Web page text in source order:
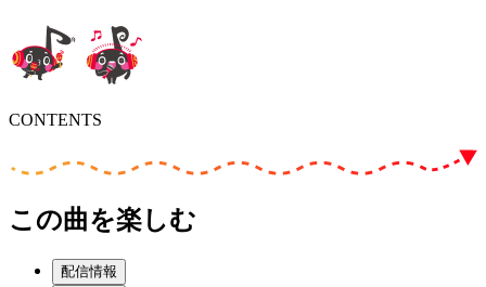
CONTENTS
この曲を楽しむ
配信情報